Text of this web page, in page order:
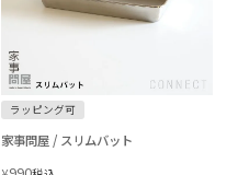
ラッピング可
家事問屋 / スリムバット